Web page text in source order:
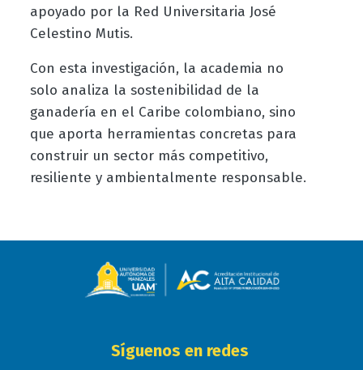
apoyado por la Red Universitaria José
Celestino Mutis.
Con esta investigación, la academia no
solo analiza la sostenibilidad de la
ganadería en el Caribe colombiano, sino
que aporta herramientas concretas para
construir un sector más competitivo,
resiliente y ambientalmente responsable.
Síguenos en redes